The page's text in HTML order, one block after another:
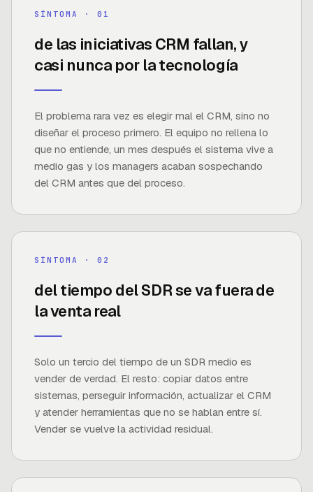
63%
FUENTE ·FORRESTER
SÍNTOMA · 0 1
de las iniciativas CRM fallan, y
casi nunca por la tecnología
El problema rara vez es elegir mal el CRM, sino no
diseñar el proceso primero. El equipo no rellena lo
que no entiende, un mes después el sistema vive a
medio gas y los managers acaban sospechando
del CRM antes que del proceso.
65%
FUENTE ·SALESFORCE · STATE OF SALES
SÍNTOMA · 0 2
del tiempo del SDR se va fuera de
la venta real
Solo un tercio del tiempo de un SDR medio es
vender de verdad. El resto: copiar datos entre
sistemas, perseguir información, actualizar el CRM
y atender herramientas que no se hablan entre sí.
Vender se vuelve la actividad residual.